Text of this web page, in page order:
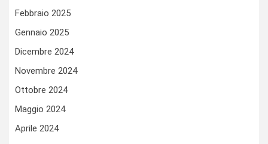
Febbraio 2025
Gennaio 2025
Dicembre 2024
Novembre 2024
Ottobre 2024
Maggio 2024
Aprile 2024